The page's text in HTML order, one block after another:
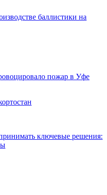
баллистики на
пожар в Уфе
ключевые решения: